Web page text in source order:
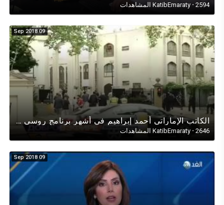
KatibEmaraty · 2594 المشاهدات
09 Sep 2018
الكاتب اﻹماراتي أحمد إبراهيم في أشهر برنامج روسي عن اﻹقتصاد اﻹسلامي والصيرفة اﻹسلامية وتطبيقاتها
KatibEmaraty · 2646 المشاهدات
09 Sep 2018